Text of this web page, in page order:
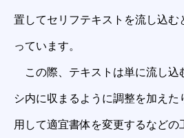
置してセリフテキストを流し込む
っています。
この際、テキストは単に流し込
シ内に収まるように調整を加えた
用して適宜書体を変更するなどの